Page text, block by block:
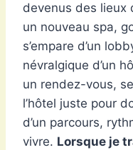
devenus des lieux
un nouveau spa,
s’empare d’un
névralgique d’un
un rendez-vous,
l’hôtel juste pour
d’un parcours,
vivre. Lorsque je